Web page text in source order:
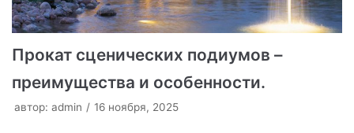
Прокат сценических подиумов –
преимущества и особенности.
автор: admin 16 ноября, 2025